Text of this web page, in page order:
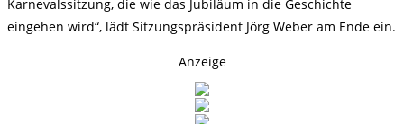
Karnevalssitzung, die wie das Jubiläum in die Geschichte
eingehen wird“, lädt Sitzungspräsident Jörg Weber am Ende ein.
Anzeige